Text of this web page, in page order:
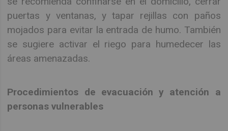
puertas y ventanas, y tapar rejillas con paños
mojados para evitar la entrada de humo. También
se sugiere activar el riego para humedecer las
áreas amenazadas.
Procedimientos de evacuación y atención a
personas vulnerables